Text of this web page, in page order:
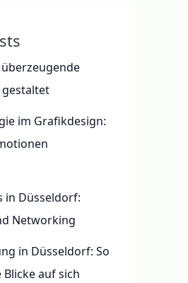
gestaltet
im Grafikdesign:
in Düsseldorf:
Networking
in Düsseldorf: So
Blicke auf sich